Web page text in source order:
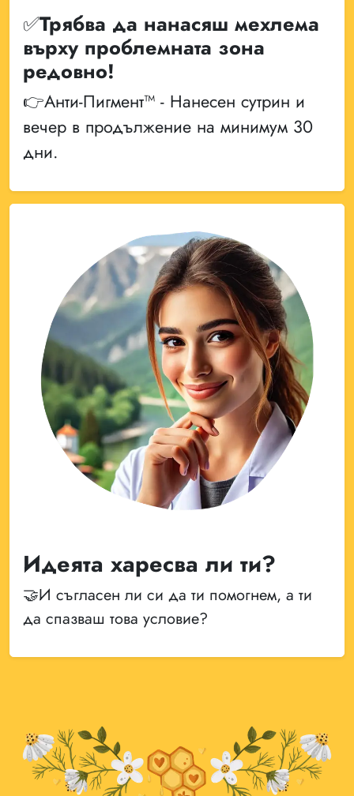
✅Трябва да нанасяш мехлема
върху проблемната зона
редовно!
👉Анти-Пигмент™ - Нанесен сутрин и
вечер в продължение на минимум 30
дни.
Идеята харесва ли ти?
🤝И съгласен ли си да ти помогнем, а ти
да спазваш това условие?